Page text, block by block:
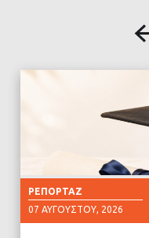
ΡΕΠΟΡΤΆΖ
07 ΑΥΓΟΎΣΤΟΥ, 2026